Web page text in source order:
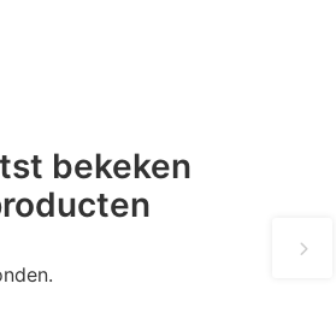
bekeken